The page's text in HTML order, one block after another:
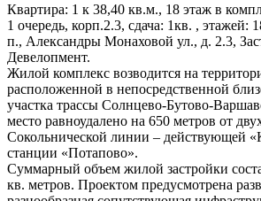
Квартира: 1 к 38,40 кв.м., 18 этаж в
1 очередь, корп.2.3, сдача: 1кв. , этажей:
п., Александры Монаховой ул., д. 2.3,
Девелопмент.
Жилой комплекс возводится на
расположенной в непосредственной
участка трассы Солнцево-Бутово-
место равноудалено на 650 метров от
Сокольнической линии – действующей
станции «Потапово».
Суммарный объем жилой застройки
кв. метров. Проектом предусмотрена